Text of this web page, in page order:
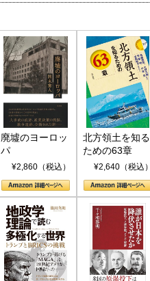
廃墟のヨーロッ
パ
¥2,860（税込）
北方領土を知る
ための63章
¥2,640（税込）